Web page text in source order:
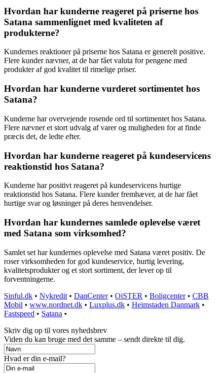
Hvordan har kunderne reageret på priserne hos
Satana sammenlignet med kvaliteten af
produkterne?
Kundernes reaktioner på priserne hos Satana er generelt positive.
Flere kunder nævner, at de har fået valuta for pengene med
produkter af god kvalitet til rimelige priser.
Hvordan har kunderne vurderet sortimentet hos
Satana?
Kunderne har overvejende rosende ord til sortimentet hos Satana.
Flere nævner et stort udvalg af varer og muligheden for at finde
præcis det, de ledte efter.
Hvordan har kunderne reageret på kundeservicens
reaktionstid hos Satana?
Kunderne har positivt reageret på kundeservicens hurtige
reaktionstid hos Satana. Flere kunder fremhæver, at de har fået
hurtige svar og løsninger på deres henvendelser.
Hvordan har kundernes samlede oplevelse været
med Satana som virksomhed?
Samlet set har kundernes oplevelse med Satana været positiv. De
roser virksomheden for god kundeservice, hurtig levering,
kvalitetsprodukter og et stort sortiment, der lever op til
forventningerne.
Sinful.dk • Nykredit • DanCenter• OiSTER • Boligcenter• CBB
Mobil • www.nordnet.dk • Luxplus.dk • Heimstaden Danmark •
Fastspeed • Satana •
Skriv dig op til vores nyhedsbrev
Viden du kan bruge med det samme – sendt direkte til dig.
Hvad er din e-mail?